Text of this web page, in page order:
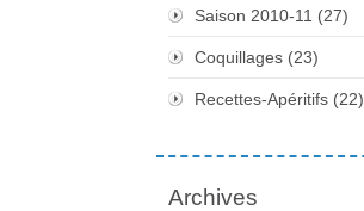
Saison 2010-11 (27)
Coquillages (23)
Recettes-Apéritifs (22)
Archives